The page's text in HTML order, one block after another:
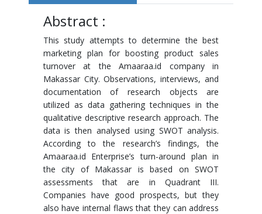
Abstract :
This study attempts to determine the best
marketing plan for boosting product sales
turnover at the Amaaraa.id company in
Makassar City. Observations, interviews, and
documentation of research objects are
utilized as data gathering techniques in the
qualitative descriptive research approach. The
data is then analysed using SWOT analysis.
According to the research’s findings, the
Amaaraa.id Enterprise’s turn-around plan in
the city of Makassar is based on SWOT
assessments that are in Quadrant III.
Companies have good prospects, but they
also have internal flaws that they can address